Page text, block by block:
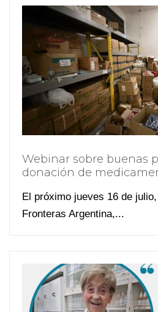
Webinar sobre buenas
donación de
El próximo jueves 16 de
Fronteras Argentina,...